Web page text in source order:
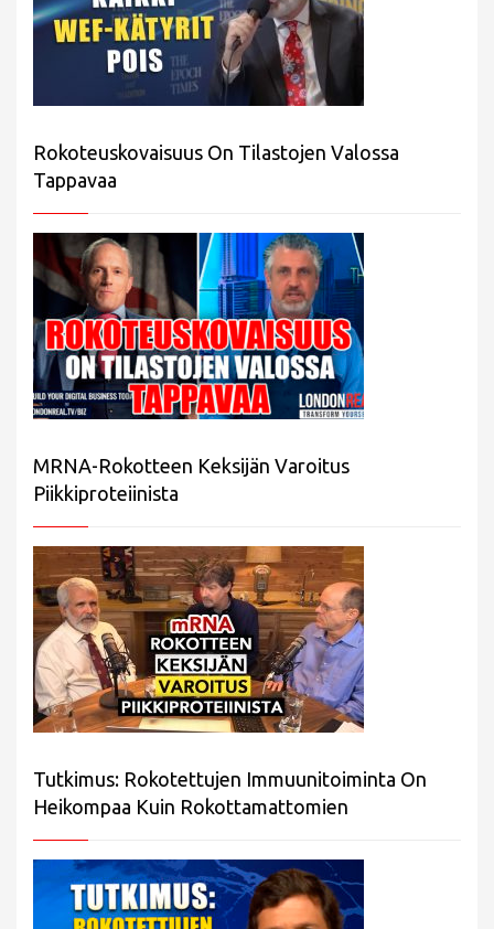
Rokoteuskovaisuus On Tilastojen Valossa
Tappavaa
MRNA-Rokotteen Keksijän Varoitus
Piikkiproteiinista
Tutkimus: Rokotettujen Immuunitoiminta On
Heikompaa Kuin Rokottamattomien